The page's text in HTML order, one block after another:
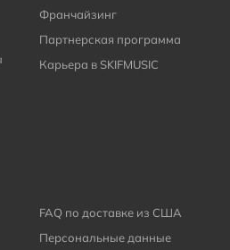
Франчайзинг
Партнерская программа
Карьера в SKIFMUSIC
FAQ по доставке из США
Персональные данные